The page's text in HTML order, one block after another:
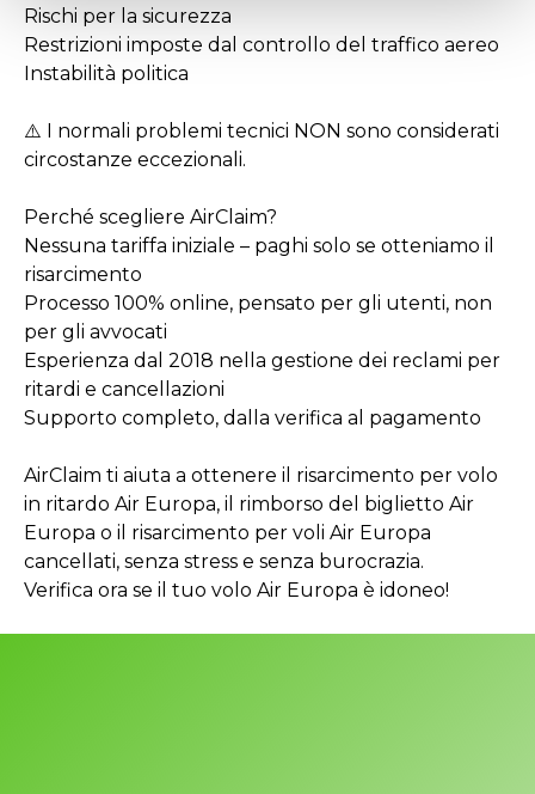
Rischi per la sicurezza
Restrizioni imposte dal controllo del traffico aereo
Instabilità politica
⚠️ I normali problemi tecnici NON sono considerati
circostanze eccezionali.
Perché scegliere AirClaim?
Nessuna tariffa iniziale – paghi solo se otteniamo il
risarcimento
Processo 100% online, pensato per gli utenti, non
per gli avvocati
Esperienza dal 2018 nella gestione dei reclami per
ritardi e cancellazioni
Supporto completo, dalla verifica al pagamento
AirClaim ti aiuta a ottenere il risarcimento per volo
in ritardo Air Europa, il rimborso del biglietto Air
Europa o il risarcimento per voli Air Europa
cancellati, senza stress e senza burocrazia.
Verifica ora se il tuo volo Air Europa è idoneo!